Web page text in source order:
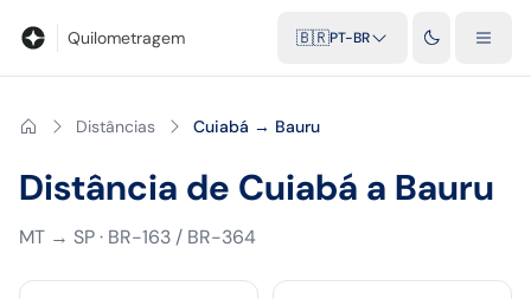
Quilometragem 🇧🇷PT-BR
Distâncias Cuiabá → Bauru
Distância de Cuiabá a Bauru
MT → SP· BR-163 / BR-364